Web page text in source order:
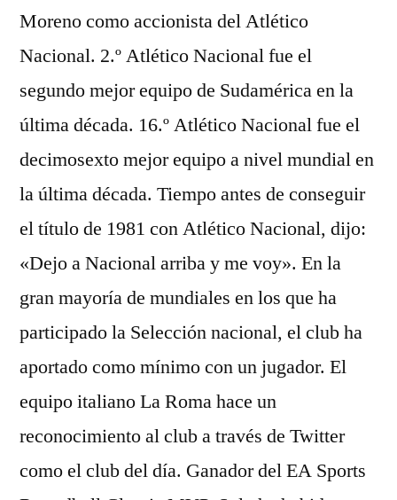
Moreno como accionista del Atlético
Nacional. 2.º Atlético Nacional fue el
segundo mejor equipo de Sudamérica en la
última década. 16.º Atlético Nacional fue el
decimosexto mejor equipo a nivel mundial en
la última década. Tiempo antes de conseguir
el título de 1981 con Atlético Nacional, dijo:
«Dejo a Nacional arriba y me voy». En la
gran mayoría de mundiales en los que ha
participado la Selección nacional, el club ha
aportado como mínimo con un jugador. El
equipo italiano La Roma hace un
reconocimiento al club a través de Twitter
como el club del día. Ganador del EA Sports